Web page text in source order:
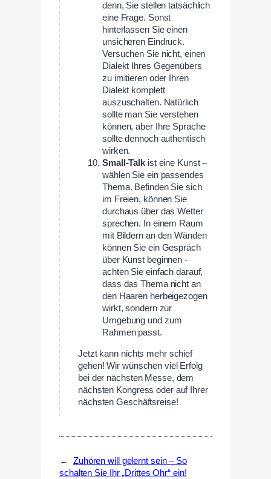
denn, Sie stellen tatsächlich
eine Frage. Sonst
hinterlassen Sie einen
unsicheren Eindruck.
Versuchen Sie nicht, einen
Dialekt Ihres Gegenübers
zu imitieren oder Ihren
Dialekt komplett
auszuschalten. Natürlich
sollte man Sie verstehen
können, aber Ihre Sprache
sollte dennoch authentisch
wirken.
Small-Talk ist eine Kunst –
wählen Sie ein passendes
Thema. Befinden Sie sich
im Freien, können Sie
durchaus über das Wetter
sprechen. In einem Raum
mit Bildern an den Wänden
können Sie ein Gespräch
über Kunst beginnen -
achten Sie einfach darauf,
dass das Thema nicht an
den Haaren herbeigezogen
wirkt, sondern zur
Umgebung und zum
Rahmen passt.
Jetzt kann nichts mehr schief
gehen! Wir wünschen viel Erfolg
bei der nächsten Messe, dem
nächsten Kongress oder auf Ihrer
nächsten Geschäftsreise!
←
Zuhören will gelernt sein – So
schalten Sie Ihr „Drittes Ohr“ ein!